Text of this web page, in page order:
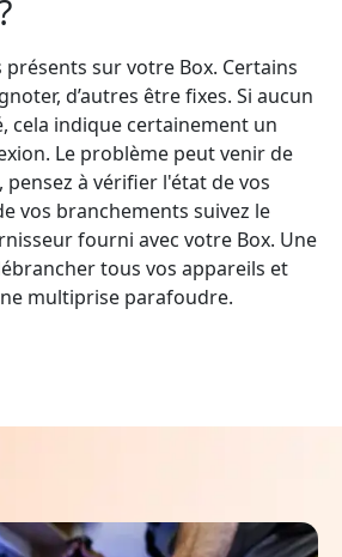
sur votre Box. Certains
d’autres être fixes. Si aucun
cela indique certainement un
Le problème peut venir de
à vérifier l'état de vos
vos branchements suivez le
fourni avec votre Box. Une
tous vos appareils et
multiprise parafoudre.